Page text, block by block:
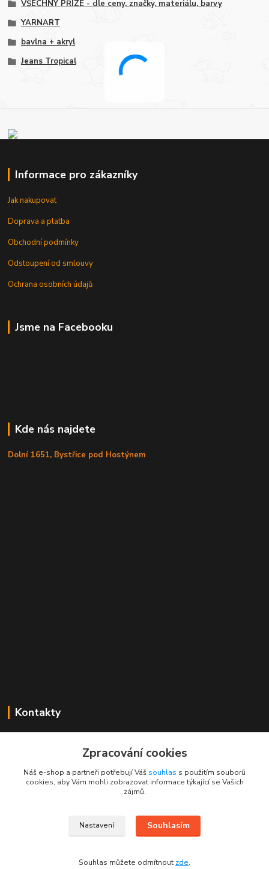
VŠECHNY PŘÍZE - dle ceny, značky, materiálu, barvy
YARNART
bavlna + akryl
Jeans Tropical
Informace pro zákazníky
Jak nakupovat
Doprava a platba
Obchodní podmínky
Odstoupení od smlouvy
Ochrana osobních údajů
Jsme na Facebooku
Kde nás najdete
Dolní 1651, Bystřice pod Hostýnem
Kontakty
+420 725 613 837
info@rajklubicek.cz
Zpracování cookies
Náš e-shop a partneři potřebují Váš souhlas s použitím souborů
cookies, aby Vám mohli zobrazovat informace týkající se Vašich
zájmů.
Nastavení Souhlasím
Souhlas můžete odmítnout zde.